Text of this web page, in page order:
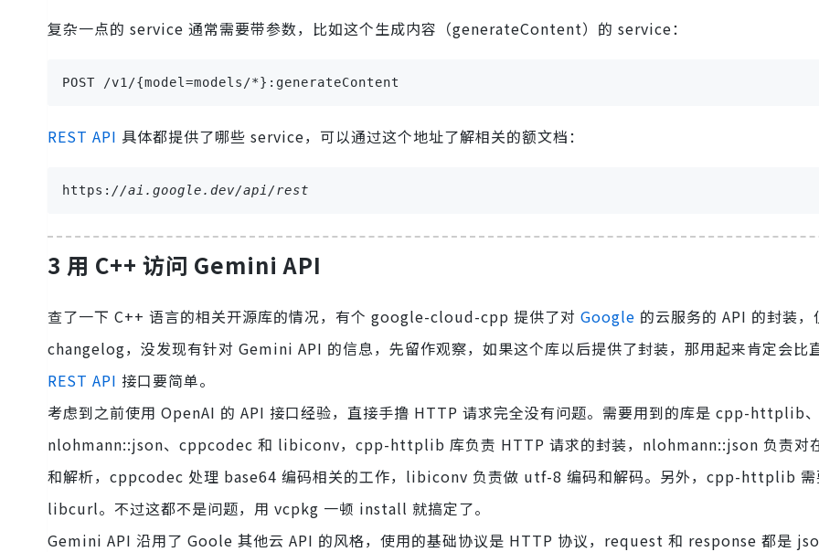
复杂一点的 service 通常需要带参数，比如这个生成内容（generateContent）的 service：
POST /v1/{model=models/*}:generateContent
REST API 具体都提供了哪些 service，可以通过这个地址了解相关的额文档：
https: //ai.google.dev/api/rest
3 用 C++ 访问 Gemini API
查了一下 C++ 语言的相关开源库的情况，有个 google-cloud-cpp 提供了对 Google 的云服务的 API 的封装，
changelog，没发现有针对 Gemini API 的信息，先留作观察，如果这个库以后提供了封装，那用起来肯定会比
REST API 接口要简单。
考虑到之前使用 OpenAI 的 API 接口经验，直接手撸 HTTP 请求完全没有问题。需要用到的库是 cpp-httplib、
nlohmann::json、cppcodec 和 libiconv，cpp-httplib 库负责 HTTP 请求的封装，nlohmann::json 负责对
和解析，cppcodec 处理 base64 编码相关的工作，libiconv 负责做 utf-8 编码和解码。另外，cpp-httplib 需
libcurl。不过这都不是问题，用 vcpkg 一顿 install 就搞定了。
Gemini API 沿用了 Goole 其他云 API 的风格，使用的基础协议是 HTTP 协议，request 和 response 都是